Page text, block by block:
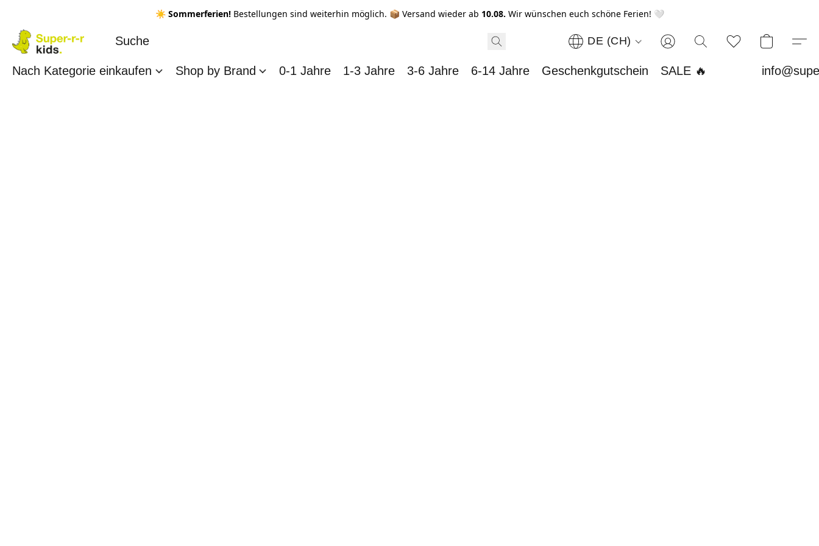
☀️ Sommerferien! Bestellungen sind weiterhin möglich. 📦 Versand wieder ab 10.08. Wir wünschen euch schöne Ferien! 🤍
DE (CH)
Nach Kategorie einkaufen Shop by Brand 0-1 Jahre 1-3 Jahre 3-6 Jahre 6-14 Jahre Geschenkgutschein SALE 🔥